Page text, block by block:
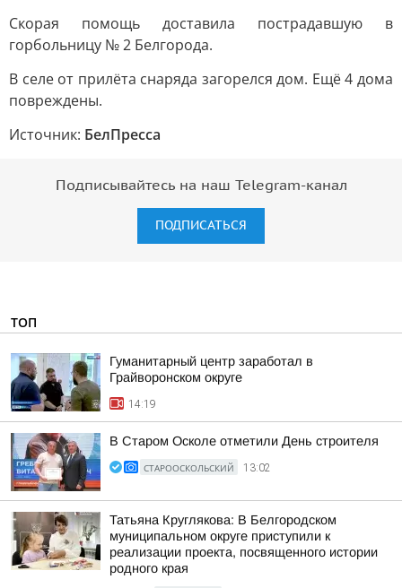
Скорая помощь доставила пострадавшую в
горбольницу № 2 Белгорода.
В селе от прилёта снаряда загорелся дом. Ещё 4 дома
повреждены.
Источник: БелПресса
Подписывайтесь на наш Telegram-канал
ПОДПИСАТЬСЯ
ТОП
Гуманитарный центр заработал в
Грайворонском округе
14:19
В Старом Осколе отметили День строителя
СТАРООСКОЛЬСКИЙ 13:02
Татьяна Круглякова: В Белгородском
муниципальном округе приступили к
реализации проекта, посвященного истории
родного края